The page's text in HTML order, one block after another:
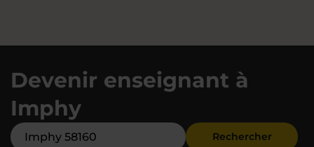
Devenir enseignant à
Imphy
Rechercher